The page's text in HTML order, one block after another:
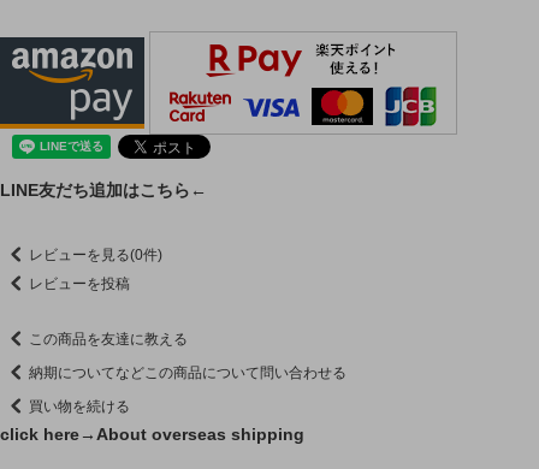
LINE友だち追加はこちら←
レビューを見る(0件)
レビューを投稿
この商品を友達に教える
納期についてなどこの商品について問い合わせる
買い物を続ける
click here→ About overseas shipping